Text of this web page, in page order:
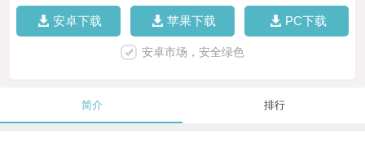
安卓下载 苹果下载 PC下载
安卓市场，安全绿色
简介 排行